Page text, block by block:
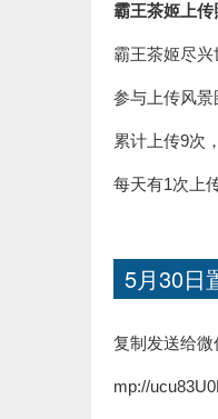
霸王茶姬上
霸王茶姬尽
参与上传风
累计上传9次
每天有1次上
5月30日
复制发送给
mp://